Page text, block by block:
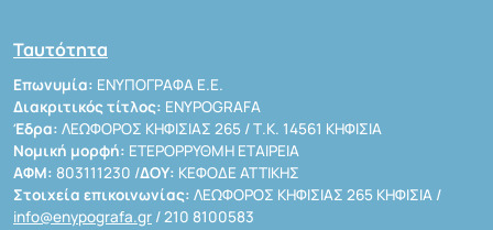
Ταυτότητα
Επωνυμία: ΕΝΥΠΟΓΡΑΦΑ Ε.Ε.
Διακριτικός τίτλος: ENYPOGRAFA
Έδρα: ΛΕΩΦΟΡΟΣ ΚΗΦΙΣΙΑΣ 265 / Τ.Κ. 14561 ΚΗΦΙΣΙΑ
Νομική μορφή: ΕΤΕΡΟΡΡΥΘΜΗ ΕΤΑΙΡΕΙΑ
ΑΦΜ: 803111230 /ΔΟΥ: ΚΕΦΟΔΕ ΑΤΤΙΚΗΣ
Στοιχεία επικοινωνίας: ΛΕΩΦΟΡΟΣ ΚΗΦΙΣΙΑΣ 265 ΚΗΦΙΣΙΑ /
info@enypografa.gr / 210 8100583